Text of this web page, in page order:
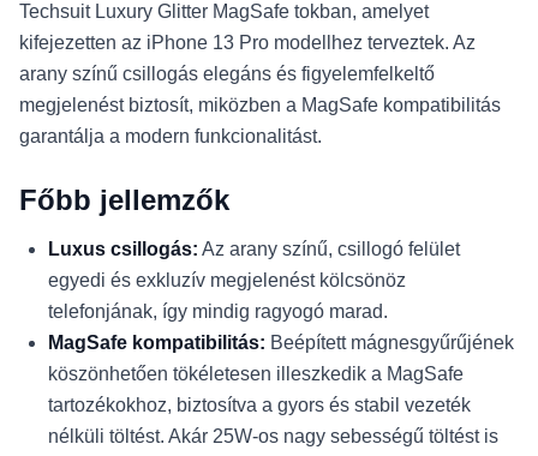
Techsuit Luxury Glitter MagSafe tokban, amelyet
kifejezetten az iPhone 13 Pro modellhez terveztek. Az
arany színű csillogás elegáns és figyelemfelkeltő
megjelenést biztosít, miközben a MagSafe kompatibilitás
garantálja a modern funkcionalitást.
Főbb jellemzők
Luxus csillogás: Az arany színű, csillogó felület
egyedi és exkluzív megjelenést kölcsönöz
telefonjának, így mindig ragyogó marad.
MagSafe kompatibilitás: Beépített mágnesgyűrűjének
köszönhetően tökéletesen illeszkedik a MagSafe
tartozékokhoz, biztosítva a gyors és stabil vezeték
nélküli töltést. Akár 25W-os nagy sebességű töltést is